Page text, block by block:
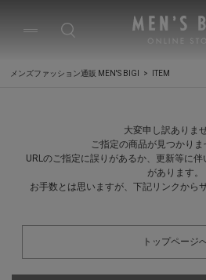
メンズファッション通販 MEN'S BIGI ITEM
大変申し訳ありませ
ご指定の商品が見つかりま
URLのご指定に誤りがあるか、更新等に
があります。
お手数とは思いますが、下記リンクから
トップページ